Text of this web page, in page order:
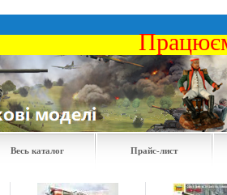
Весь каталог Прайс-лист